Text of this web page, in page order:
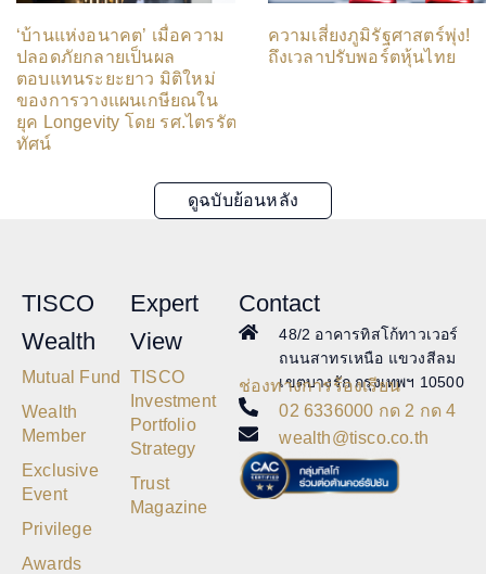
‘บ้านแห่งอนาคต’ เมื่อความ
ปลอดภัยกลายเป็นผล
ตอบแทนระยะยาว มิติใหม่
ของการวางแผนเกษียณใน
ยุค Longevity โดย รศ.ไตรรัตน์ จารุ
ทัศน์
ความเสี่ยงภูมิรัฐศาสตร์พุ่ง!
ถึงเวลาปรับพอร์ตหุ้นไทย
ดูฉบับย้อนหลัง
TISCO
Wealth
Mutual Fund
Wealth
Member
Exclusive
Event
Privilege
Awards
Expert
View
TISCO
Investment
Portfolio
Strategy
Trust
Magazine
Contact
48/2 อาคารทิสโก้ทาวเวอร์
ถนนสาทรเหนือ แขวงสีลม
เขตบางรัก กรุงเทพฯ 10500
ช่องทางการร้องเรียน
02 6336000 กด 2 กด 4
wealth@tisco.co.th